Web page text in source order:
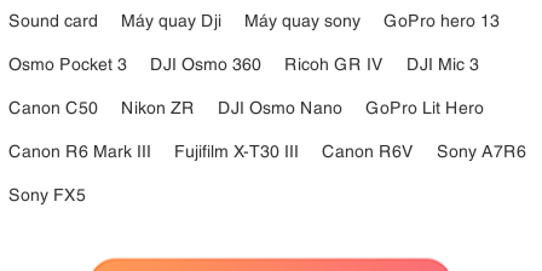
Sound card
Máy quay Dji Máy quay sony
GoPro hero 13
Osmo Pocket 3
DJI Osmo 360 Ricoh GR IV
DJI Mic 3
Canon C50
Nikon ZR DJI Osmo Nano
GoPro Lit Hero
Canon R6 Mark III
Fujifilm X-T30 III Canon R6V
Sony A7R6
Sony FX5